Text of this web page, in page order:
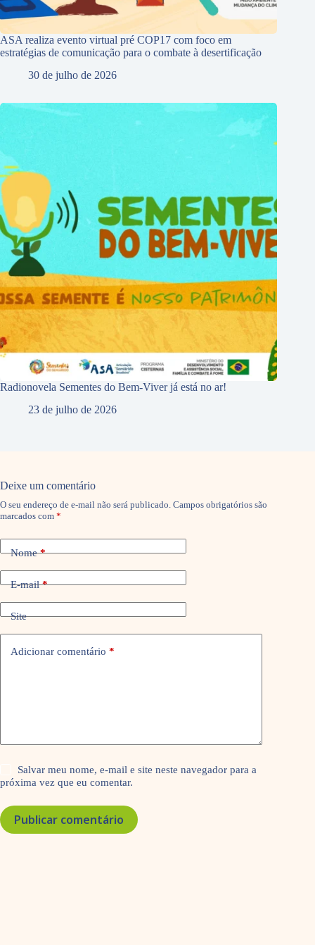
ASA realiza evento virtual pré COP17 com foco em
estratégias de comunicação para o combate à desertificação
30 de julho de 2026
Radionovela Sementes do Bem-Viver já está no ar!
23 de julho de 2026
Deixe um comentário
O seu endereço de e-mail não será publicado. Campos obrigatórios são
marcados com *
Nome*
E-mail*
Site
Adicionar comentário *
Salvar meu nome, e-mail e site neste navegador para a
próxima vez que eu comentar.
Publicar comentário